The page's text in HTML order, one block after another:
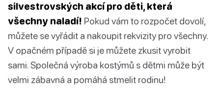
silvestrovských akcí pro děti, která
všechny naladí! Pokud vám to rozpočet dovolí,
můžete se vyřádit a nakoupit rekvizity pro všechny.
V opačném případě si je můžete zkusit vyrobit
sami. Společná výroba kostýmů s dětmi může být
velmi zábavná a pomáhá stmelit rodinu!